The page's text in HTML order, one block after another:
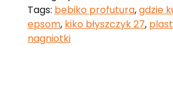
Tags: bebiko profutura,gdzie
epsom, kiko błyszczyk 27,
nagniotki